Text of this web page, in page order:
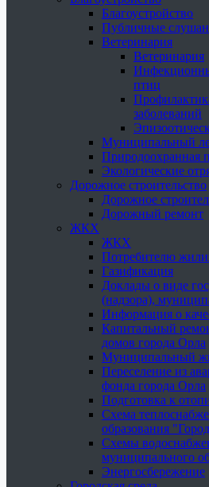
Благоустройство
Публичные
Ветеринария
Ветеринария
птиц
заболеваний
Муниципальный
Природоохранная
Экологические
Дорожное строительство
Дорожное
Дорожный ремонт
ЖКХ
ЖКХ
Потребителю
Газификация
Доклады о виде
(надзора),
Информация о
Капитальный
домов города Орла
Муниципальный
Переселение из
фонда города Орла
Подготовка к
Схема
образования
Схемы
муниципального
Энергосбережение